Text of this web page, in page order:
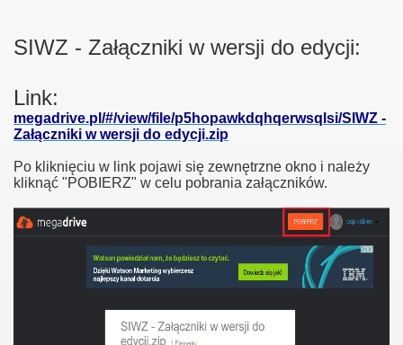
SIWZ - Załączniki w wersji do edycji:
Link:
megadrive.pl/#/view/file/p5hopawkdqhqerwsqlsi/SIWZ -
Załączniki w wersji do edycji.zip
Po kliknięciu w link pojawi się zewnętrzne okno i należy
kliknąć "POBIERZ" w celu pobrania załączników.
MDP